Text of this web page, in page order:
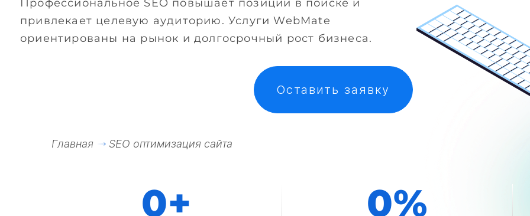
Профессиональное SEO повышает позиции в поиске и
привлекает целевую аудиторию. Услуги WebMate
ориентированы на рынок и долгосрочный рост бизнеса.
Оставить заявку
Главная SEO оптимизация сайта
0+ 0%